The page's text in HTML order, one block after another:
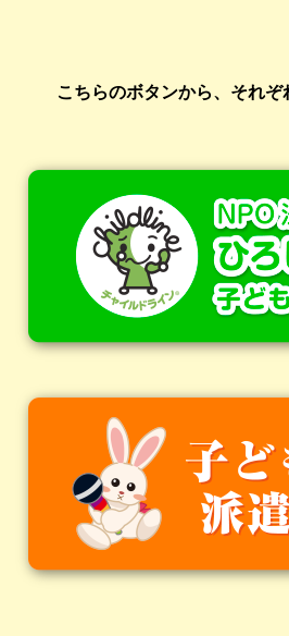
こちらのボタンから、それ